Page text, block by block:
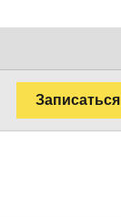
Записаться